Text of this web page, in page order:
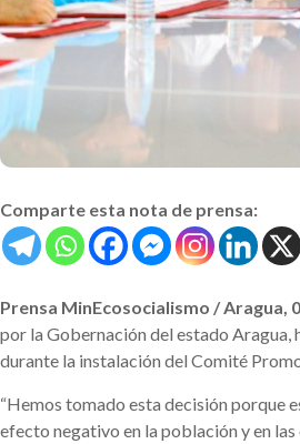
Comparte esta nota de prensa:
Prensa MinEcosocialismo / Aragua,
por la Gobernación del estado
durante la instalación del Comité
“Hemos tomado esta decisión porque
efecto negativo en la población y en